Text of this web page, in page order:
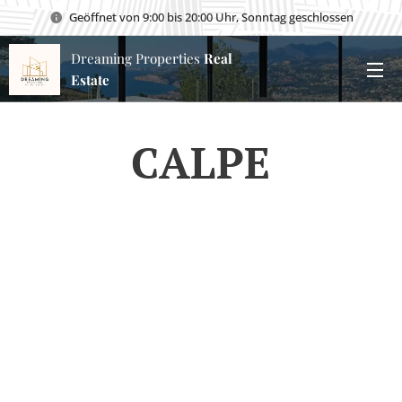
Geöffnet von 9:00 bis 20:00 Uhr, Sonntag geschlossen
Dreaming Properties Real
Estate
CALPE